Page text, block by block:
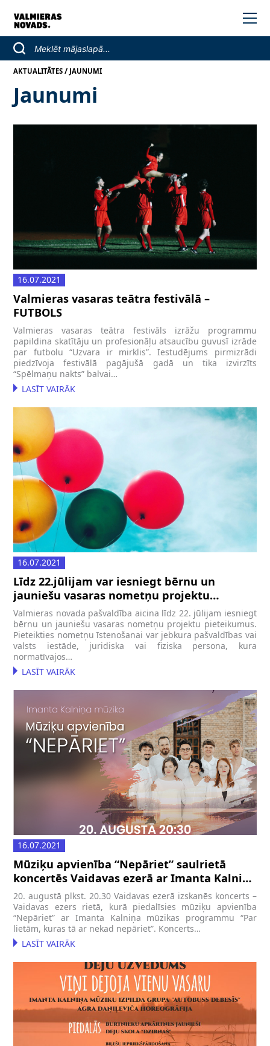
AKTUALITĀTES / JAUNUMI
Jaunumi
16.07.2021
Valmieras vasaras teātra festivālā –
FUTBOLS
Valmieras vasaras teātra festivāls izrāžu programmu
papildina skatītāju un profesionāļu atsaucību guvusī izrāde
par futbolu “Uzvara ir mirklis”. Iestudējums pirmizrādi
piedzīvoja festivālā pagājušā gadā un tika izvirzīts
“Spēlmaņu nakts” balvai…
LASĪT VAIRĀK
16.07.2021
Līdz 22.jūlijam var iesniegt bērnu un
jauniešu vasaras nometņu projektu
pieteikumus
Valmieras novada pašvaldība aicina līdz 22. jūlijam iesniegt
bērnu un jauniešu vasaras nometņu projektu pieteikumus.
Pieteikties nometņu īstenošanai var jebkura pašvaldības vai
valsts iestāde, juridiska vai fiziska persona, kura
normatīvajos…
LASĪT VAIRĀK
16.07.2021
Mūziķu apvienība “Nepāriet” saulrietā
koncertēs Vaidavas ezerā ar Imanta Kalniņa
dziesmu programmu
20. augustā plkst. 20.30 Vaidavas ezerā izskanēs koncerts –
Vaidavas ezers rietā, kurā piedalīsies mūziķu apvienība
“Nepāriet” ar Imanta Kalniņa mūzikas programmu “Par
lietām, kuras tā ar nekad nepāriet”. Koncerts…
LASĪT VAIRĀK